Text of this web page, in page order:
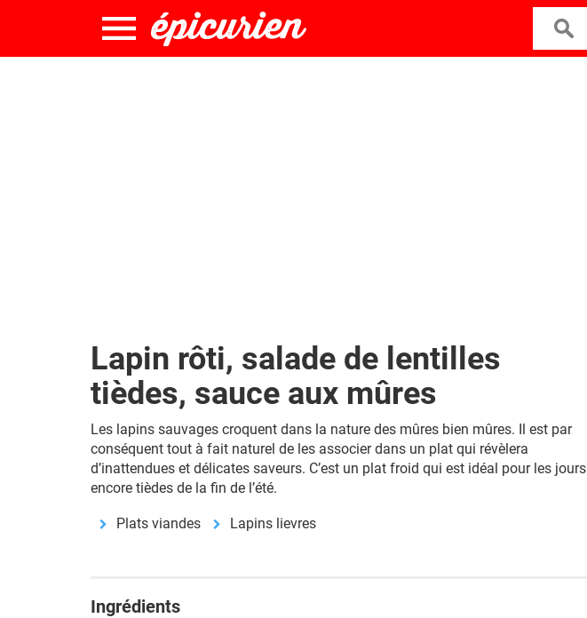
Lapin rôti, salade de lentilles
tièdes, sauce aux mûres
Les lapins sauvages croquent dans la nature des mûres bien mûres. Il est par
conséquent tout à fait naturel de les associer dans un plat qui révèlera
d’inattendues et délicates saveurs. C’est un plat froid qui est idéal pour les jours
encore tièdes de la fin de l’été.
Plats viandes Lapins lievres
Ingrédients